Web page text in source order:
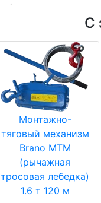
С
Монтажно-
тяговый механизм
Brano МТМ
(рычажная
тросовая лебедка)
1.6 т 120 м